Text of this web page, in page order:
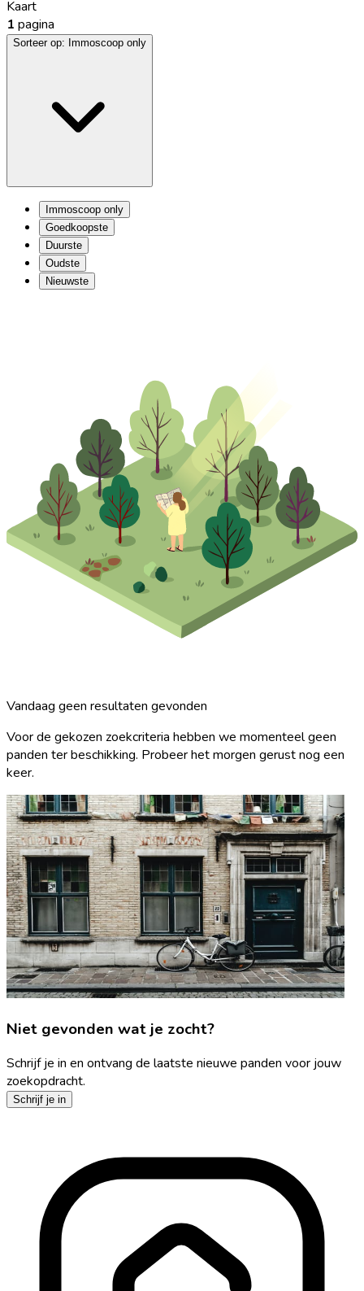
Kaart
1 pagina
Sorteer op: Immoscoop only
Immoscoop only
Goedkoopste
Duurste
Oudste
Nieuwste
Vandaag geen resultaten gevonden
Voor de gekozen zoekcriteria hebben we momenteel geen
panden ter beschikking. Probeer het morgen gerust nog een
keer.
Niet gevonden wat je zocht?
Schrijf je in en ontvang de laatste nieuwe panden voor jouw
zoekopdracht.
Schrijf je in